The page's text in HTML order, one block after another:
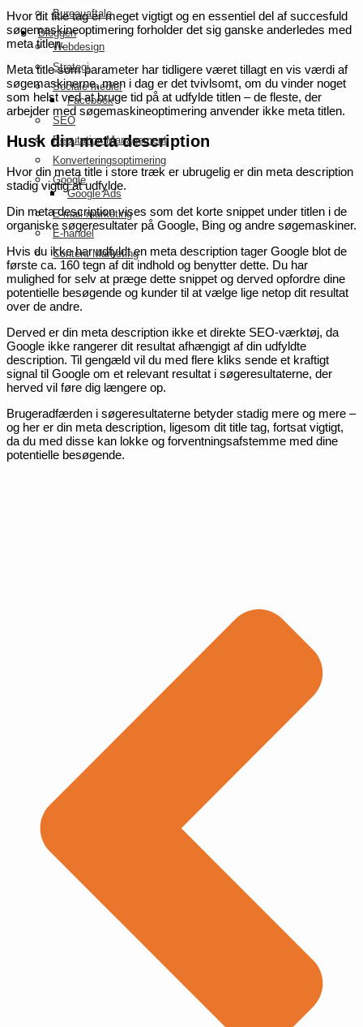
Bureauaftale
Bloggen
Webdesign
Strategi
Sociale medier
Facebook
SEO
Reputation Management
Konverteringsoptimering
Google
Google Ads
E-mail marketing
E-handel
Content Marketing
Hvor dit title tag er meget vigtigt og en essentiel del af succesfuld
søgemaskineoptimering forholder det sig ganske anderledes med
meta titlen.
Meta title som parameter har tidligere været tillagt en vis værdi af
søgemaskinerne, men i dag er det tvivlsomt, om du vinder noget
som helst ved at bruge tid på at udfylde titlen – de fleste, der
arbejder med søgemaskineoptimering anvender ikke meta titlen.
Husk din meta description
Hvor din meta title i store træk er ubrugelig er din meta description
stadig vigtig at udfylde.
Din meta description vises som det korte snippet under titlen i de
organiske søgeresultater på Google, Bing og andre søgemaskiner.
Hvis du ikke har udfyldt en meta description tager Google blot de
første ca. 160 tegn af dit indhold og benytter dette. Du har
mulighed for selv at præge dette snippet og derved opfordre dine
potentielle besøgende og kunder til at vælge lige netop dit resultat
over de andre.
Derved er din meta description ikke et direkte SEO-værktøj, da
Google ikke rangerer dit resultat afhængigt af din udfyldte
description. Til gengæld vil du med flere kliks sende et kraftigt
signal til Google om et relevant resultat i søgeresultaterne, der
herved vil føre dig længere op.
Brugeradfærden i søgeresultaterne betyder stadig mere og mere –
og her er din meta description, ligesom dit title tag, fortsat vigtigt,
da du med disse kan lokke og forventningsafstemme med dine
potentielle besøgende.